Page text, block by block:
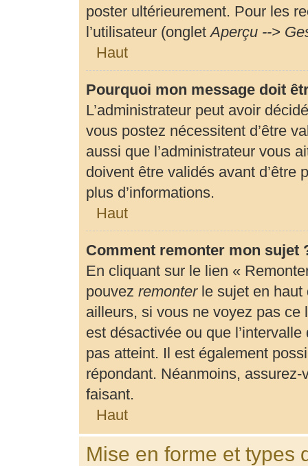
poster ultérieurement. Pour les
l’utilisateur (ongletAperçu -->
Haut
Pourquoi mon message doit
L’administrateur peut avoir
vous postez nécessitent d’être
aussi que l’administrateur vous
doivent être validés avant d’être
plus d’informations.
Haut
Comment remonter mon sujet
En cliquant sur le lien «
pouvez remonterle sujet en haut
ailleurs, si vous ne voyez pas
est désactivée ou que
pas atteint. Il est également
répondant. Néanmoins,
faisant.
Haut
Mise en forme et types